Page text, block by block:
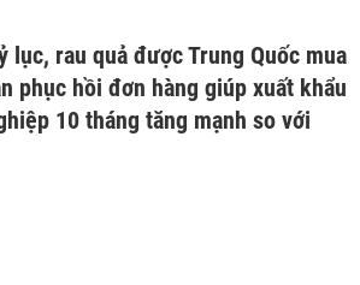
lục, rau quả được Trung Quốc mua
phục hồi đơn hàng giúp xuất khẩu
10 tháng tăng mạnh so với